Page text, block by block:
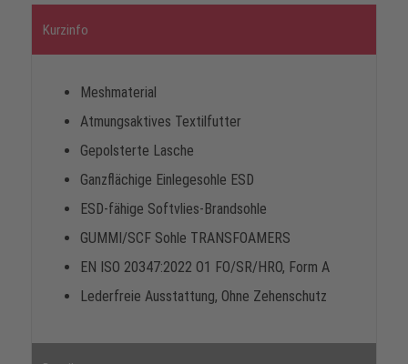
Kurzinfo
Meshmaterial
Atmungsaktives Textilfutter
Gepolsterte Lasche
Ganzflächige Einlegesohle ESD
ESD-fähige Softvlies-Brandsohle
GUMMI/SCF Sohle TRANSFOAMERS
EN ISO 20347:2022 O1 FO/SR/HRO, Form A
Lederfreie Ausstattung, Ohne Zehenschutz